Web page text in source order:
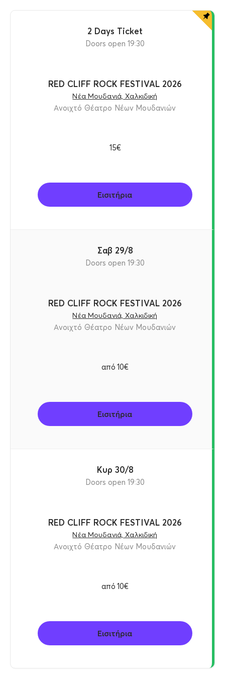
2 Days Ticket
Doors open 19:30
RED CLIFF ROCK FESTIVAL 2026
Νέα Μουδανιά, Χαλκιδική
Ανοιχτό Θέατρο Νέων Μουδανιών
15€
Εισιτήρια
Σαβ 29/8
Doors open 19:30
RED CLIFF ROCK FESTIVAL 2026
Νέα Μουδανιά, Χαλκιδική
Ανοιχτό Θέατρο Νέων Μουδανιών
από 10€
Εισιτήρια
Κυρ 30/8
Doors open 19:30
RED CLIFF ROCK FESTIVAL 2026
Νέα Μουδανιά, Χαλκιδική
Ανοιχτό Θέατρο Νέων Μουδανιών
από 10€
Εισιτήρια